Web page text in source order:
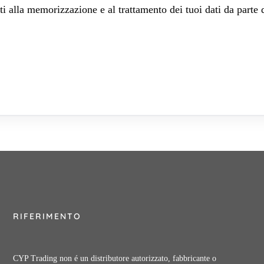
alla memorizzazione e al trattamento dei tuoi dati da parte
RIFERIMENTO
CYP Trading non é un distributore autorizzato, fabbricante o